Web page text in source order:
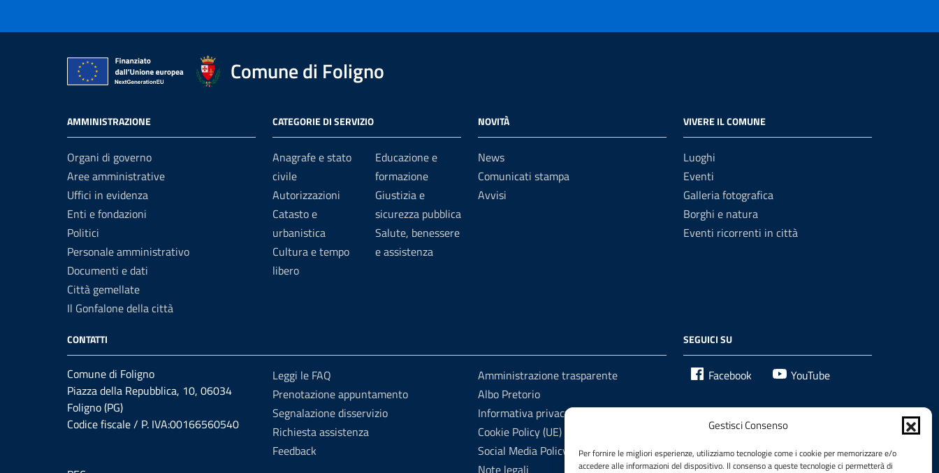
Gestisci Consenso
Per fornire le migliori esperienze, utilizziamo tecnologie come i cookie per memorizzare e/o
accedere alle informazioni del dispositivo. Il consenso a queste tecnologie ci permetterà di
Comune di Foligno
AMMINISTRAZIONE
Organi di governo
Aree amministrative
Uffici in evidenza
Enti e fondazioni
Politici
Personale amministrativo
Documenti e dati
Città gemellate
Il Gonfalone della città
CATEGORIE DI SERVIZIO
Anagrafe e stato
civile
Autorizzazioni
Catasto e
urbanistica
Cultura e tempo
libero
Educazione e
formazione
Giustizia e
sicurezza pubblica
Salute, benessere
e assistenza
NOVITÀ
News
Comunicati stampa
Avvisi
VIVERE IL COMUNE
Luoghi
Eventi
Galleria fotografica
Borghi e natura
Eventi ricorrenti in città
CONTATTI
Comune di Foligno
Piazza della Repubblica, 10, 06034
Foligno (PG)
Codice fiscale / P. IVA:00166560540
Leggi le FAQ
Prenotazione appuntamento
Segnalazione disservizio
Richiesta assistenza
Feedback
Amministrazione trasparente
Albo Pretorio
Informativa privacy
Cookie Policy (UE)
Social Media Policy
Note legali
SEGUICI SU
Facebook YouTube